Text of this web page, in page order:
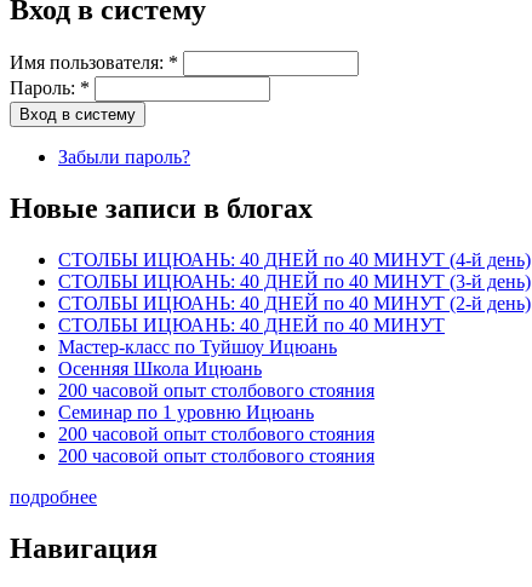
Вход в систему
Имя пользователя: *
Пароль: *
Забыли пароль?
Новые записи в блогах
СТОЛБЫ ИЦЮАНЬ: 40 ДНЕЙ по 40 МИНУТ (4-й день)
СТОЛБЫ ИЦЮАНЬ: 40 ДНЕЙ по 40 МИНУТ (3-й день)
СТОЛБЫ ИЦЮАНЬ: 40 ДНЕЙ по 40 МИНУТ (2-й день)
СТОЛБЫ ИЦЮАНЬ: 40 ДНЕЙ по 40 МИНУТ
Мастер-класс по Туйшоу Ицюань
Осенняя Школа Ицюань
200 часовой опыт столбового стояния
Семинар по 1 уровню Ицюань
200 часовой опыт столбового стояния
200 часовой опыт столбового стояния
подробнее
Навигация